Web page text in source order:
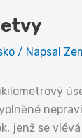
/ Napsal
jenž se